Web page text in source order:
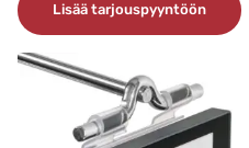
Lisää tarjouspyyntöön